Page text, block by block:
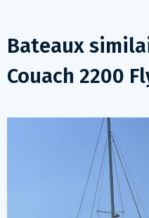
Bateaux
Couach 2200